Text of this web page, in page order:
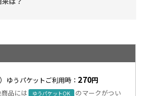
ゆうパケットご利用時： 270円
品には ゆうパケットOK
のマークがつい